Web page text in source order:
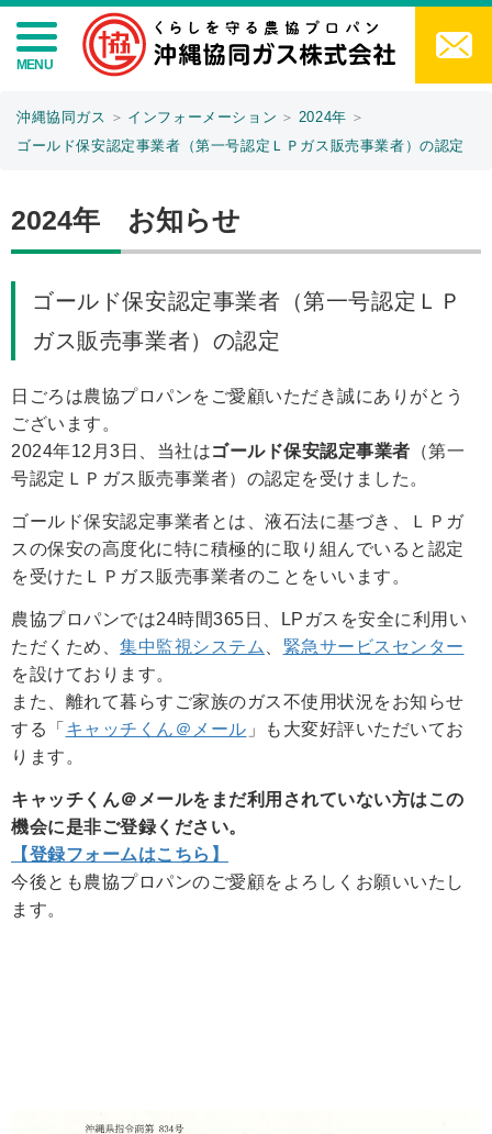
沖縄協同ガス ＞ インフォーメーション ＞ 2024年 ＞
ゴールド保安認定事業者（第一号認定ＬＰガス販売事業者）の認定
2024年 お知らせ
ゴールド保安認定事業者（第一号認定ＬＰ
ガス販売事業者）の認定
日ごろは農協プロパンをご愛顧いただき誠にありがとう
ございます。
2024年12月3日、当社はゴールド保安認定事業者 （第一
号認定ＬＰガス販売事業者）の認定を受けました。
ゴールド保安認定事業者とは、液石法に基づき、ＬＰガ
スの保安の高度化に特に積極的に取り組んでいると認定
を受けたＬＰガス販売事業者のことをいいます。
農協プロパンでは24時間365日、LPガスを安全に利用い
ただくため、 集中監視システム
緊急サービスセンター
を設けております。
また、離れて暮らすご家族のガス不使用状況をお知らせ
する「 キャッチくん＠メール 」も大変好評いただいてお
ります。
キャッチくん＠メールをまだ利用されていない方はこの
機会に是非ご登録ください。
【登録フォームはこちら】
今後とも農協プロパンのご愛顧をよろしくお願いいたし
ます。